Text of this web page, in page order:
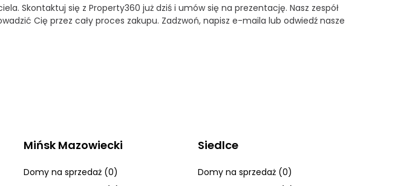
Skontaktuj się z Property360 już dziś i umów się na prezentację. Nasz zespół
Cię przez cały proces zakupu. Zadzwoń, napisz e-maila lub odwiedź nasze
Mińsk Mazowiecki
Domy na sprzedaż (0)
Siedlce
Domy na sprzedaż (0)